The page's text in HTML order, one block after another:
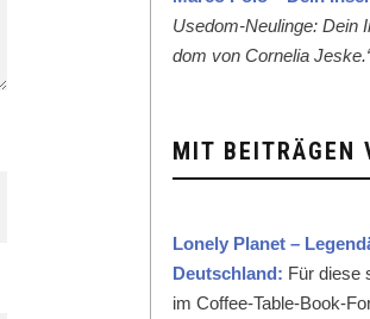
Use­dom-Neulinge: Dein
dom von Cor­nelia
MIT BEITRÄGEN
Lone­ly Plan­et –
Deutsch­land: Für diese
im Cof­fee-Table-Book-